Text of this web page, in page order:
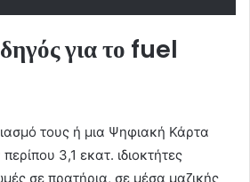
για το fuel
τους ή μια Ψηφιακή Κάρτα
3,1 εκατ. ιδιοκτήτες
σε πρατήρια, σε μέσα μαζικής